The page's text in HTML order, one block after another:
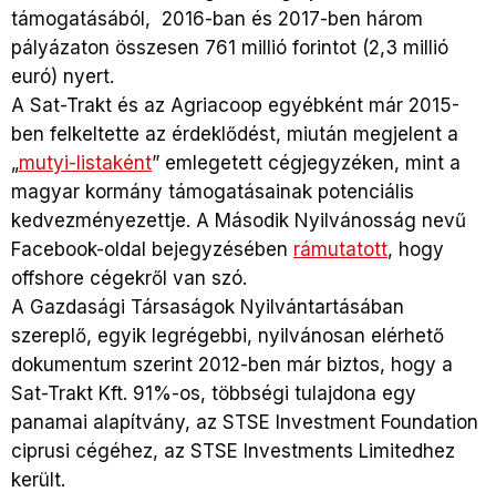
támogatásából, 2016-ban és 2017-ben három
pályázaton összesen 761 millió forintot (2,3 millió
euró) nyert.
A Sat-Trakt és az Agriacoop egyébként már 2015-
ben felkeltette az érdeklődést, miután megjelent a
„mutyi-listaként” emlegetett cégjegyzéken, mint a
magyar kormány támogatásainak potenciális
kedvezményezettje. A Második Nyilvánosság nevű
Facebook-oldal bejegyzésében rámutatott, hogy
offshore cégekről van szó.
A Gazdasági Társaságok Nyilvántartásában
szereplő, egyik legrégebbi, nyilvánosan elérhető
dokumentum szerint 2012-ben már biztos, hogy a
Sat-Trakt Kft. 91%-os, többségi tulajdona egy
panamai alapítvány, az STSE Investment Foundation
ciprusi cégéhez, az STSE Investments Limitedhez
került.